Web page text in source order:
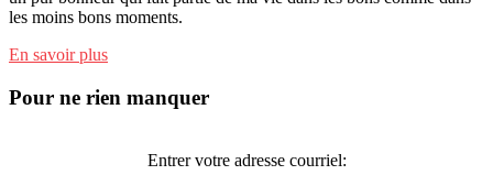
les moins bons moments.
En savoir plus
Pour ne rien manquer
Entrer votre adresse courriel: